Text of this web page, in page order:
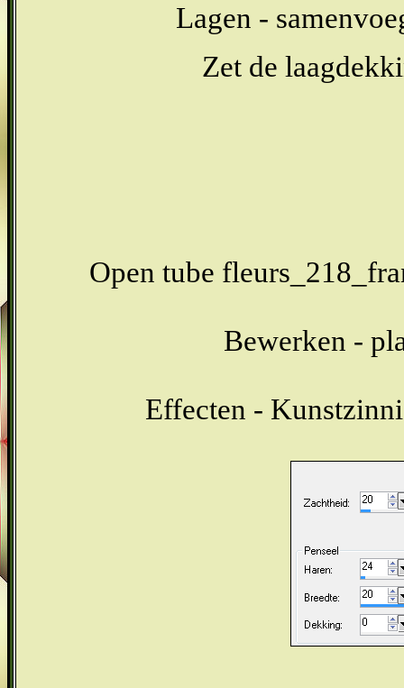
Lagen -
Zet de
Open tube
Bewerken -
Effecten -